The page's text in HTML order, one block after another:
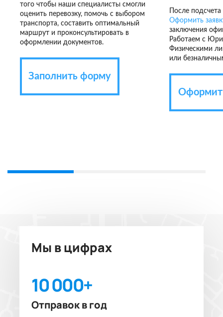
того чтобы наши специалисты смогли
оценить перевозку, помочь с выбором
транспорта, составить оптимальный
маршрут и проконсультировать в
оформлении документов.
Заполнить форму
После
Оформить
заключения
Работаем с
Физическими
или
Мы в цифрах
10 000+
Отправок в год